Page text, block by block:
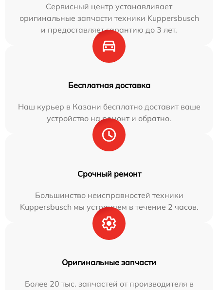
Сервисный центр устанавливает
оригинальные запчасти техники Kuppersbusch
и предоставляет гарантию до 3 лет.
Бесплатная доставка
Наш курьер в Казани бесплатно доставит ваше
устройство на ремонт и обратно.
Срочный ремонт
Большинство неисправностей техники
Kuppersbusch мы устраняем в течение 2 часов.
Оригинальные запчасти
Более 20 тыс. запчастей от производителя в